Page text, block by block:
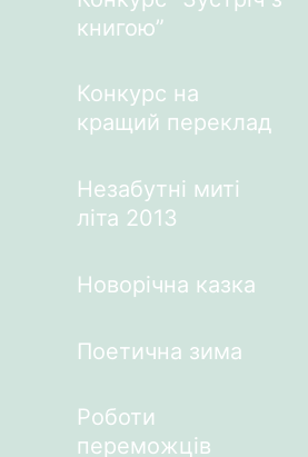
книгою”
Конкурс на
кращий переклад
Незабутні миті
літа 2013
Новорічна казка
Поетична зима
Роботи
переможців